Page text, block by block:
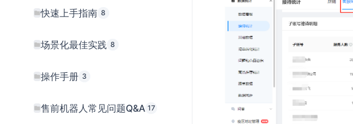
快速上手指南 8
场景化最佳实践 8
操作手册 3
售前机器人常见问题Q&A 17